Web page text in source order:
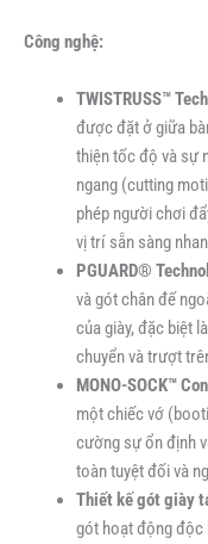
Công nghệ:
TWISTRUSS™
được đặt ở giữa
thiện tốc độ và sự
ngang (cutting
phép người chơi
vị trí sẵn sàng
PGUARD®
và gót chân đế
của giày, đặc biệt
chuyển và trượt
MONO-SOCK™
một chiếc vớ
cường sự ổn định
toàn tuyệt đối và
Thiết kế gót giày
gót hoạt động độc